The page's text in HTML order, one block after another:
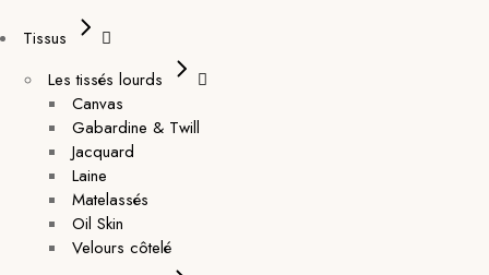
Tissus
Les tissés lourds
Canvas
Gabardine & Twill
Jacquard
Laine
Matelassés
Oil Skin
Velours côtelé